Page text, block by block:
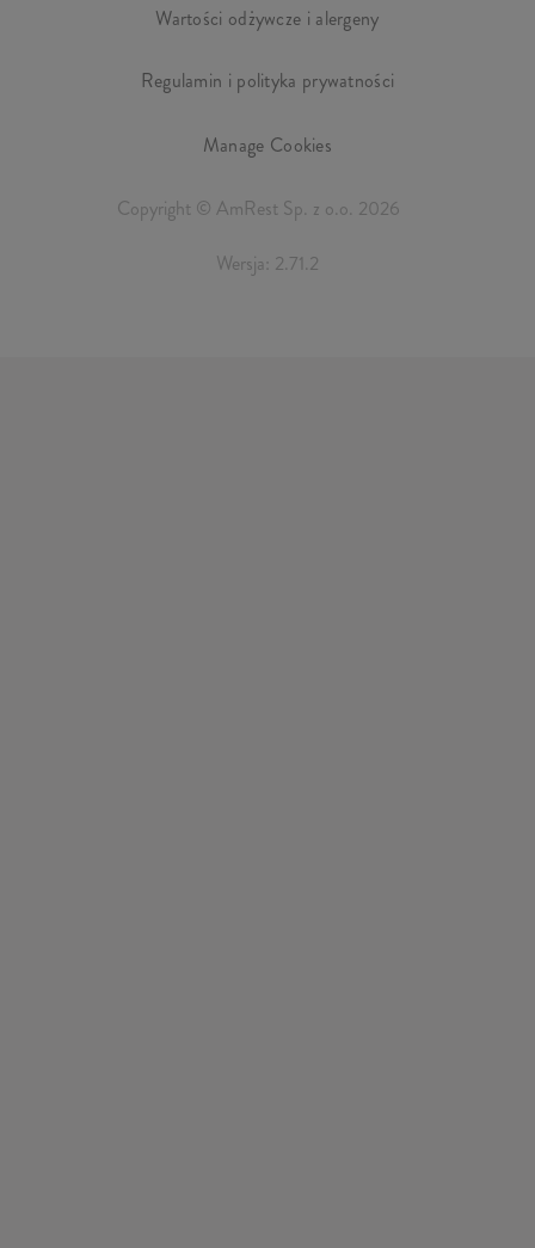
Wartości odżywcze i alergeny
Regulamin i polityka prywatności
Manage Cookies
Copyright © AmRest Sp. z o.o. 2026
Wersja: 2.71.2